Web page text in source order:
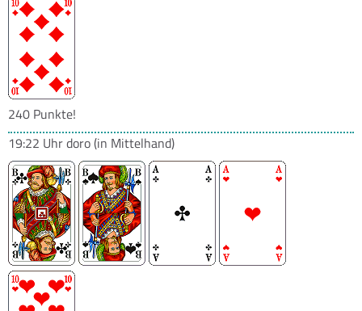
240 Punkte!
19:22 Uhrdoro(in Mittelhand)